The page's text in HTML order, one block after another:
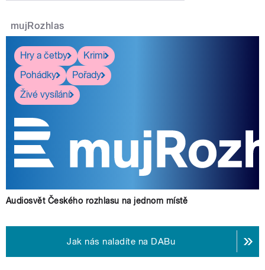
mujRozhlas
Hry a četby
Krimi
Pohádky
Pořady
Živé vysílání
Audiosvět Českého rozhlasu na jednom místě
Jak nás naladíte na DABu